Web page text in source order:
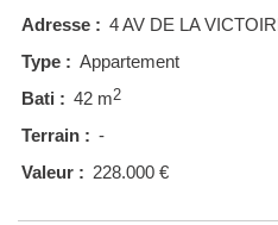
Adresse : 4 AV DE LA
Type : Appartement
Bati : 42 m2
Terrain : -
Valeur : 228.000 €